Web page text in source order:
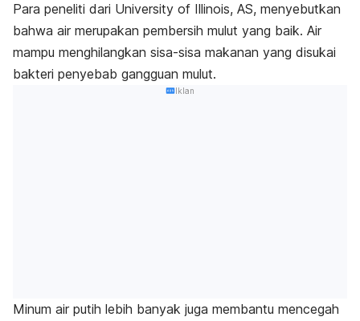
Para peneliti dari University of Illinois, AS, menyebutkan
bahwa air merupakan pembersih mulut yang baik. Air
mampu menghilangkan sisa-sisa makanan yang disukai
bakteri penyebab gangguan mulut.
Iklan
Minum air putih lebih banyak juga membantu mencegah